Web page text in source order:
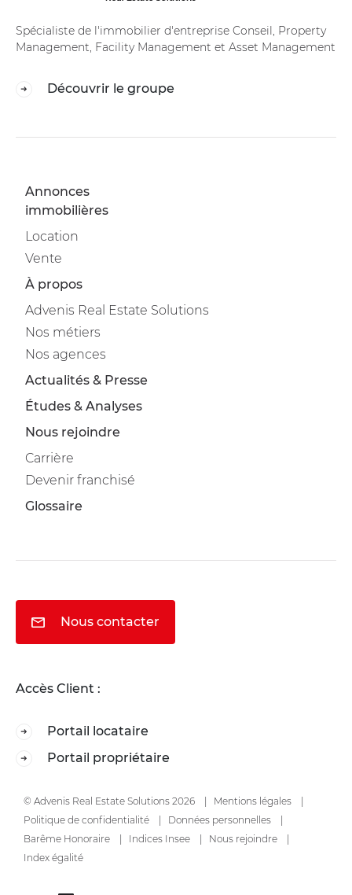
Spécialiste de l'immobilier d'entreprise Conseil, Property
Management, Facility Management et Asset Management
Découvrir le groupe
Annonces
immobilières
Location
Vente
À propos
Advenis Real Estate Solutions
Nos métiers
Nos agences
Actualités & Presse
Études & Analyses
Nous rejoindre
Carrière
Devenir franchisé
Glossaire
Nous contacter
Accès Client :
Portail locataire
Portail propriétaire
© Advenis Real Estate Solutions 2026
Mentions légales
Politique de confidentialité
Données personnelles
Barême Honoraire
Indices Insee
Nous rejoindre
Index égalité